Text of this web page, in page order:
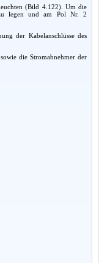
(Bild 4.122). Um die
zu legen und am Pol Nr. 2
der Kabelanschlüsse des
die Stromabnehmer der